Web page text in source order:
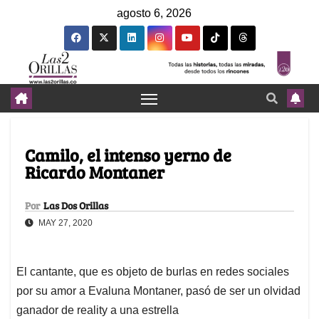
agosto 6, 2026
Camilo, el intenso yerno de
Ricardo Montaner
Por Las Dos Orillas
MAY 27, 2020
El cantante, que es objeto de burlas en redes sociales
por su amor a Evaluna Montaner, pasó de ser un olvidad
ganador de reality a una estrella